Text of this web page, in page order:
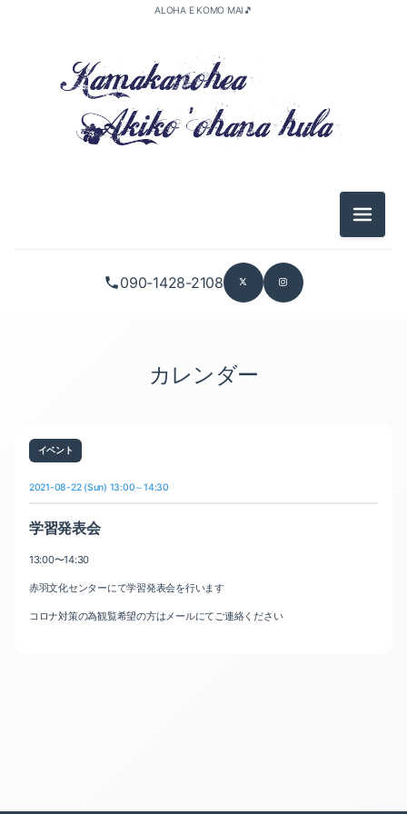
090-1428-2108
ALOHA E KOMO MAI🎵
メニュ
カレンダー
イベント
2021-08-22 (Sun) 13:00～14:30
学習発表会
13:00〜14:30
赤羽文化センターにて学習発表会を行います
コロナ対策の為観覧希望の方はメールにてご連絡ください